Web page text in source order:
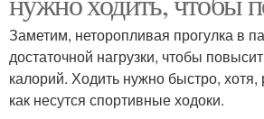
Заметим, неторопливая прогулка в
достаточной нагрузки, чтобы
калорий. Ходить нужно быстро, хотя,
как несутся спортивные ходоки.